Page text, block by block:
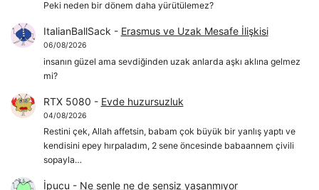
Peki neden bir dönem daha yürütülemez?
ItalianBallSack - Erasmus ve Uzak Mesafe İlişkisi
06/08/2026
insanın güzel ama sevdiğinden uzak anlarda aşkı aklına gelmez
mi?
RTX 5080 - Evde huzursuzluk
04/08/2026
Restini çek, Allah affetsin, babam çok büyük bir yanlış yaptı ve
kendisini epey hırpaladım, 2 sene öncesinde babaannem çivili
sopayla…
İpucu - Ne senle ne de sensiz yaşanmıyor